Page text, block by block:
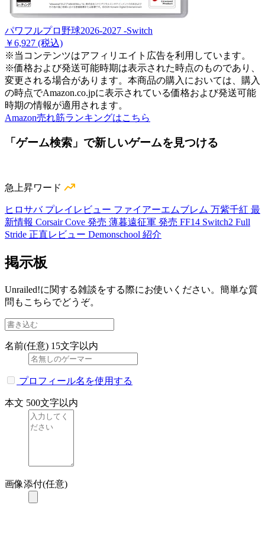
パワフルプロ野球2026-2027 -Switch
￥6,927 (税込)
※当コンテンツはアフィリエイト広告を利用しています。
※価格および発送可能時期は表示された時点のものであり、
変更される場合があります。本商品の購入においては、購入
の時点でAmazon.co.jpに表示されている価格および発送可能
時期の情報が適用されます。
Amazon売れ筋ランキングはこちら
「ゲーム検索」で新しいゲームを見つける
急上昇ワード
ヒロサバ プレイレビュー ファイアーエムブレム 万紫千紅 最
新情報 Corsair Cove 発売 薄暮遠征軍 発売 FF14 Switch2 Full
Stride 正直レビュー Demonschool 紹介
掲示板
Unrailed!に関する雑談をする際にお使いください。簡単な質
問もこちらでどうぞ。
名前(任意) 15文字以内
プロフィール名を使用する
本文 500文字以内
画像添付(任意)